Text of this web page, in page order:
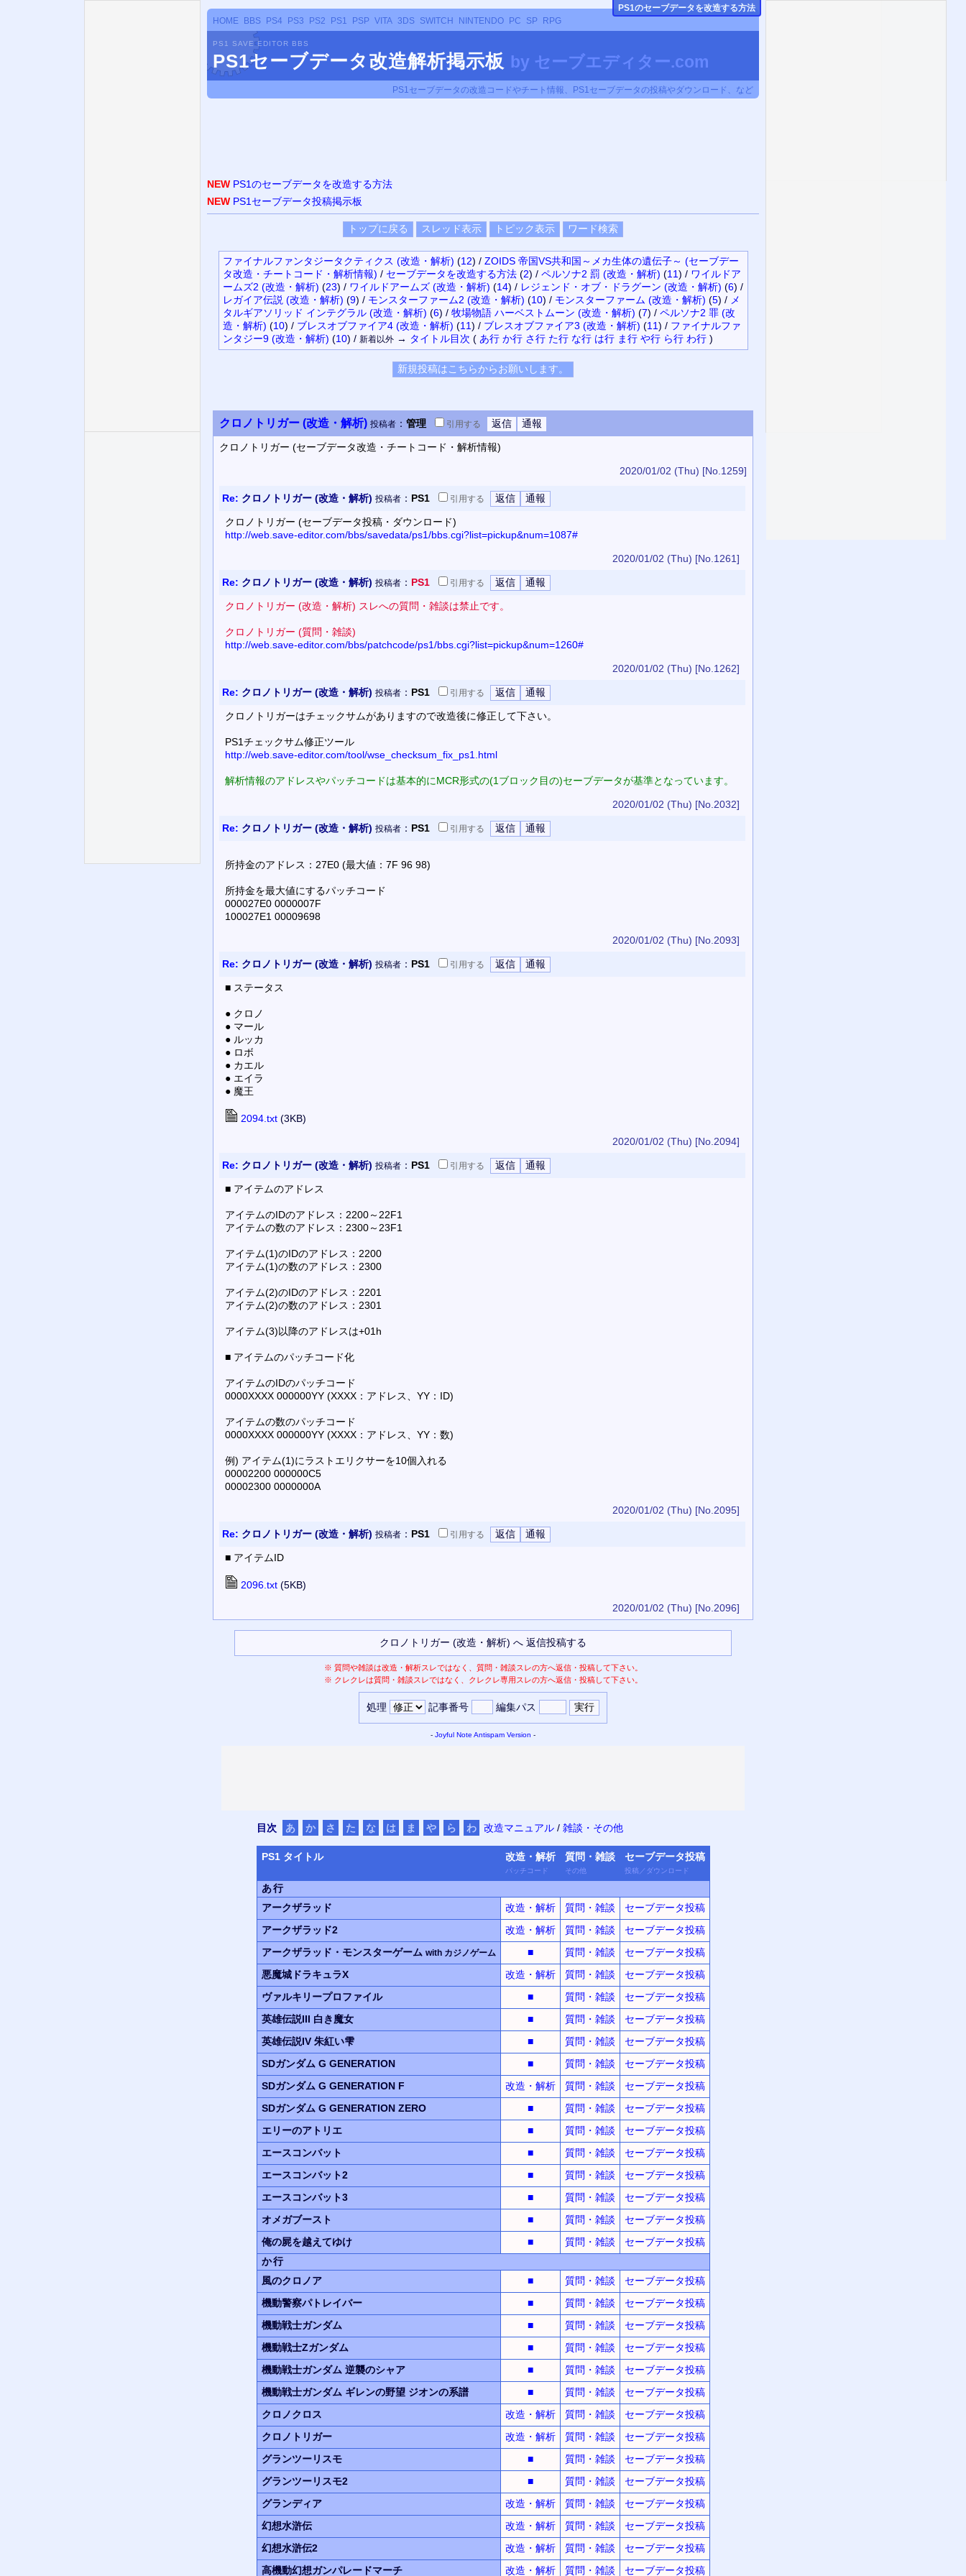
HOME BBS PS4 PS3 PS2 PS1 PSP VITA 3DS SWITCH NINTENDO PC SP RPG
PS1 SAVE EDITOR BBS
PS1セーブデータ改造解析掲示板 by セーブエディター.com
PS1セーブデータの改造コードやチート情報、PS1セーブデータの投稿やダウンロード、など
NEW PS1のセーブデータを改造する方法
NEW PS1セーブデータ投稿掲示板
ファイナルファンタジータクティクス (改造・解析) (12) / ZOIDS 帝国VS共和国～メカ生体の遺伝子～ (セーブデー
タ改造・チートコード・解析情報) / セーブデータを改造する方法 (2) / ペルソナ2 罰 (改造・解析) (11) / ワイルドア
ームズ2 (改造・解析) (23) / ワイルドアームズ (改造・解析) (14) / レジェンド・オブ・ドラグーン (改造・解析) (6) /
レガイア伝説 (改造・解析) (9) / モンスターファーム2 (改造・解析) (10) / モンスターファーム (改造・解析) (5) / メ
タルギアソリッド インテグラル (改造・解析) (6) / 牧場物語 ハーベストムーン (改造・解析) (7) / ペルソナ2 罪 (改
造・解析) (10) / ブレスオブファイア4 (改造・解析) (11) / ブレスオブファイア3 (改造・解析) (11) / ファイナルファ
ンタジー9 (改造・解析) (10) / 新着以外→ タイトル目次 ( あ行 か行 さ行 た行 な行 は行 ま行 や行 ら行 わ行)
クロノトリガー (改造・解析) 投稿者 ： 管理 引用する
クロノトリガー (セーブデータ改造・チートコード・解析情報)
2020/01/02 (Thu) [No.1259]
Re: クロノトリガー (改造・解析) 投稿者 ： PS1 引用する
クロノトリガー (セーブデータ投稿・ダウンロード)
http://web.save-editor.com/bbs/savedata/ps1/bbs.cgi?list=pickup&num=1087#
2020/01/02 (Thu) [No.1261]
Re: クロノトリガー (改造・解析) 投稿者 ： PS1 引用する
クロノトリガー (改造・解析) スレへの質問・雑談は禁止です。
クロノトリガー (質問・雑談)
http://web.save-editor.com/bbs/patchcode/ps1/bbs.cgi?list=pickup&num=1260#
2020/01/02 (Thu) [No.1262]
Re: クロノトリガー (改造・解析) 投稿者 ： PS1 引用する
クロノトリガーはチェックサムがありますので改造後に修正して下さい。
PS1チェックサム修正ツール
http://web.save-editor.com/tool/wse_checksum_fix_ps1.html
解析情報のアドレスやパッチコードは基本的にMCR形式の(1ブロック目の)セーブデータが基準となっています。
2020/01/02 (Thu) [No.2032]
Re: クロノトリガー (改造・解析) 投稿者 ： PS1 引用する
所持金のアドレス：27E0 (最大値：7F 96 98)
所持金を最大値にするパッチコード
000027E0 0000007F
100027E1 00009698
2020/01/02 (Thu) [No.2093]
Re: クロノトリガー (改造・解析) 投稿者 ： PS1 引用する
■ ステータス
● クロノ
● マール
● ルッカ
● ロボ
● カエル
● エイラ
● 魔王
2094.txt (3KB)
2020/01/02 (Thu) [No.2094]
Re: クロノトリガー (改造・解析) 投稿者 ： PS1 引用する
■ アイテムのアドレス
アイテムのIDのアドレス：2200～22F1
アイテムの数のアドレス：2300～23F1
アイテム(1)のIDのアドレス：2200
アイテム(1)の数のアドレス：2300
アイテム(2)のIDのアドレス：2201
アイテム(2)の数のアドレス：2301
アイテム(3)以降のアドレスは+01h
■ アイテムのパッチコード化
アイテムのIDのパッチコード
0000XXXX 000000YY (XXXX：アドレス、YY：ID)
アイテムの数のパッチコード
0000XXXX 000000YY (XXXX：アドレス、YY：数)
例) アイテム(1)にラストエリクサーを10個入れる
00002200 000000C5
00002300 0000000A
2020/01/02 (Thu) [No.2095]
Re: クロノトリガー (改造・解析) 投稿者 ： PS1 引用する
■ アイテムID
2096.txt (5KB)
2020/01/02 (Thu) [No.2096]
※ 質問や雑談は改造・解析スレではなく、質問・雑談スレの方へ返信・投稿して下さい。
※ クレクレは質問・雑談スレではなく、クレクレ専用スレの方へ返信・投稿して下さい。
処理 記事番号 編集パス
- Joyful Note Antispam Version -
目次 あ か さ た な は ま や ら わ 改造マニュアル/ 雑談・その他
PS1 タイトル 改造・ 解析
パッチ コード
質問・ 雑談
その他
セーブデータ投稿
投稿 ／ ダウン ロード
あ行
アークザラッド
改造・解析 質問・雑談
セーブデータ投稿
アークザラッド2
改造・解析 質問・雑談
セーブデータ投稿
アークザラッド・ モンスターゲーム with カジノゲーム ■ 質問・雑談
セーブデータ投稿
悪魔城ドラキュラX
改造・解析 質問・雑談
セーブデータ投稿
ヴァルキリープロファイル
■ 質問・雑談
セーブデータ投稿
英雄伝説III 白き魔女 ■ 質問・雑談
セーブデータ投稿
英雄伝説IV 朱紅い雫 ■ 質問・雑談
セーブデータ投稿
SDガンダム G GENERATION
■ 質問・雑談
セーブデータ投稿
SDガンダム G GENERATION F
改造・解析 質問・雑談
セーブデータ投稿
SDガンダム G GENERATION ZERO
■ 質問・雑談
セーブデータ投稿
エリーのアトリエ
■ 質問・雑談
セーブデータ投稿
エースコンバット
■ 質問・雑談
セーブデータ投稿
エースコンバット2
■ 質問・雑談
セーブデータ投稿
エースコンバット3
■ 質問・雑談
セーブデータ投稿
オメガブースト
■ 質問・雑談
セーブデータ投稿
俺の屍を越えてゆけ
■ 質問・雑談
セーブデータ投稿
か行
風のクロノア
■ 質問・雑談
セーブデータ投稿
機動警察パトレイバー
■ 質問・雑談
セーブデータ投稿
機動戦士ガンダム
■ 質問・雑談
セーブデータ投稿
機動戦士Zガンダム
■ 質問・雑談
セーブデータ投稿
機動戦士ガンダム 逆襲のシャア ■ 質問・雑談
セーブデータ投稿
機動戦士ガンダム ギレンの野望 ジオンの系譜 ■ 質問・雑談
セーブデータ投稿
クロノクロス
改造・解析 質問・雑談
セーブデータ投稿
クロノトリガー
改造・解析 質問・雑談
セーブデータ投稿
グランツーリスモ
■ 質問・雑談
セーブデータ投稿
グランツーリスモ2
■ 質問・雑談
セーブデータ投稿
グランディア
改造・解析 質問・雑談
セーブデータ投稿
幻想水滸伝
改造・解析 質問・雑談
セーブデータ投稿
幻想水滸伝2
改造・解析 質問・雑談
セーブデータ投稿
高機動幻想ガンパレードマーチ 改造・解析 質問・雑談 セーブデータ投稿
PS1のセーブデータを改造する方法